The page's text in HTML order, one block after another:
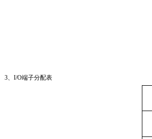
3、I/O端子分配表